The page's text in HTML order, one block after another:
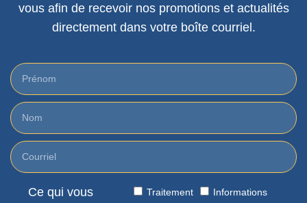
vous afin de recevoir nos promotions et actualités
directement dans votre boîte courriel.
Ce qui vous
Traitement
Informations